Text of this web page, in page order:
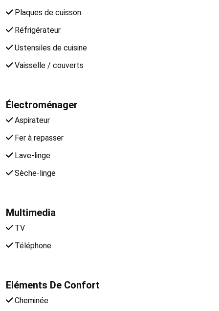
Plaques de cuisson
Réfrigérateur
Ustensiles de cuisine
Vaisselle / couverts
Électroménager
Aspirateur
Fer à repasser
Lave-linge
Sèche-linge
Multimedia
TV
Téléphone
Eléments De Confort
Cheminée